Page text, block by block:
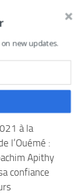
à la
l’Ouémé :
Apithy
confiance
new updates.